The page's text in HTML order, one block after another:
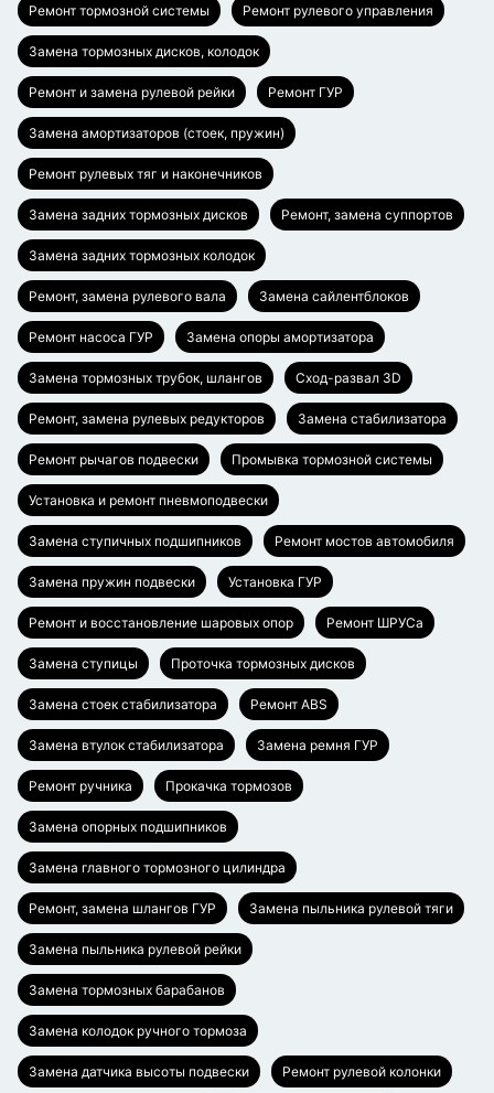
Ремонт тормозной системы Ремонт рулевого управления
Замена тормозных дисков, колодок
Ремонт и замена рулевой рейки Ремонт ГУР
Замена амортизаторов (стоек, пружин)
Ремонт рулевых тяг и наконечников
Замена задних тормозных дисков Ремонт, замена суппортов
Замена задних тормозных колодок
Ремонт, замена рулевого вала Замена сайлентблоков
Ремонт насоса ГУР Замена опоры амортизатора
Замена тормозных трубок, шлангов Сход-развал 3D
Ремонт, замена рулевых редукторов Замена стабилизатора
Ремонт рычагов подвески Промывка тормозной системы
Установка и ремонт пневмоподвески
Замена ступичных подшипников Ремонт мостов автомобиля
Замена пружин подвески Установка ГУР
Ремонт и восстановление шаровых опор Ремонт ШРУСа
Замена ступицы Проточка тормозных дисков
Замена стоек стабилизатора Ремонт ABS
Замена втулок стабилизатора Замена ремня ГУР
Ремонт ручника Прокачка тормозов
Замена опорных подшипников
Замена главного тормозного цилиндра
Ремонт, замена шлангов ГУР Замена пыльника рулевой тяги
Замена пыльника рулевой рейки
Замена тормозных барабанов
Замена колодок ручного тормоза
Замена датчика высоты подвески Ремонт рулевой колонки